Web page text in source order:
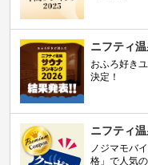
ニフティ
おふろ好き
決定！
ニフティ
ノジマモバ
格」で人気